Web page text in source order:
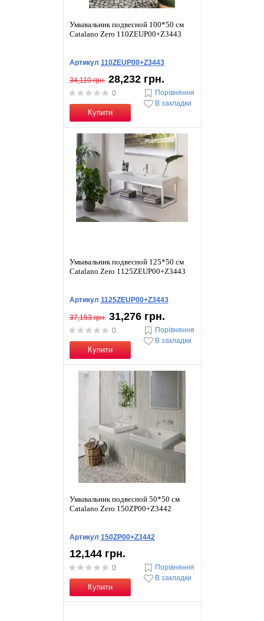
Умывальник подвесной 100*50 см
Catalano Zero 110ZEUP00+Z3443
Артикул 110ZEUP00+Z3443
34,110 грн. 28,232 грн.
0
Купити
Порівняння
В закладки
Умывальник подвесной 125*50 см
Catalano Zero 1125ZEUP00+Z3443
Артикул 1125ZEUP00+Z3443
37,153 грн. 31,276 грн.
0
Купити
Порівняння
В закладки
Умывальник подвесной 50*50 см
Catalano Zero 150ZP00+Z3442
Артикул 150ZP00+Z3442
12,144 грн.
0
Купити
Порівняння
В закладки